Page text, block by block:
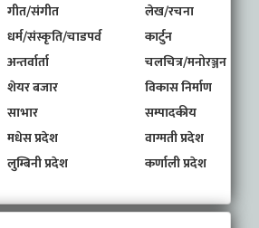
गीत/संगीत
लेख/रचना
धर्म/संस्कृति/चाडपर्व
कार्टुन
अन्तर्वार्ता
चलचित्र/मनोरञ्जन
शेयर बजार
विकास निर्माण
साभार
सम्पादकीय
मधेस प्रदेश
वाग्मती प्रदेश
लुम्बिनी प्रदेश
कर्णाली प्रदेश